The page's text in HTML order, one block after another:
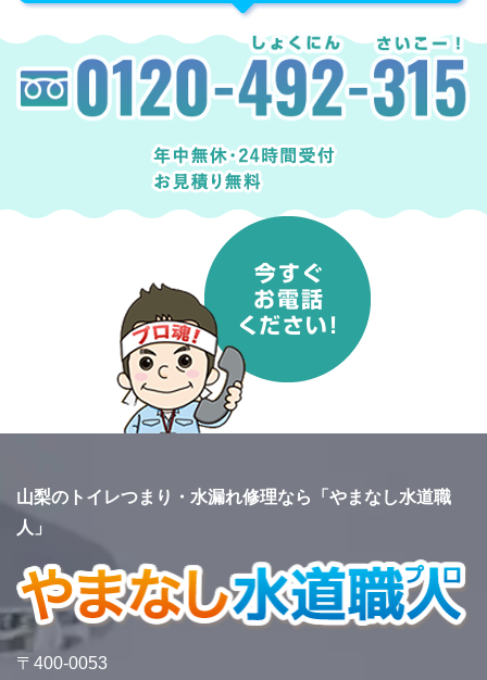
山梨のトイレつまり・水漏れ修理なら「やまなし水道職
人」
〒400-0053